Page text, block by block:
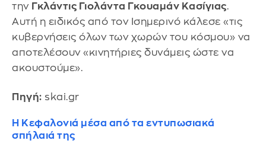
την Γκλάντις Γιολάντα Γκουαμάν Κασίγιας.
Αυτή η ειδικός από τον Ισημερινό κάλεσε «τις
κυβερνήσεις όλων των χωρών του κόσμου» να
αποτελέσουν «κινητήριες δυνάμεις ώστε να
ακουστούμε».
Πηγή: skai.gr
Η Κεφαλονιά μέσα από τα εντυπωσιακά
σπήλαιά της